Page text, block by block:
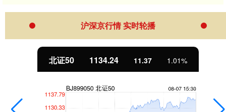
沪深京行情 实时轮播
北证50 1134.24 11.37 1.01%